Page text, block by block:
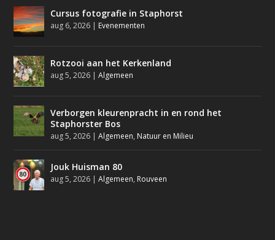
Cursus fotografie in Staphorst
aug 6, 2026 | Evenementen
Rotzooi aan het Kerkenland
aug 5, 2026 |Algemeen
Verborgen kleurenpracht in en rond het
Staphorster Bos
aug 5, 2026 |Algemeen, Natuur en Milieu
Jouk Huisman 80
aug 5, 2026 |Algemeen, Rouveen